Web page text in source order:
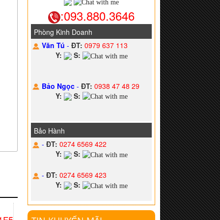
:093.880.3646
Phòng Kinh Doanh
Văn Tú-ĐT: 0979 637 113
Y:
S:
Bảo Ngọc-ĐT: 0938 47 48 29
Y:
S:
Bảo Hành
-ĐT: 0274 6569 422
Y:
S:
-ĐT: 0274 6569 423
Y:
S: